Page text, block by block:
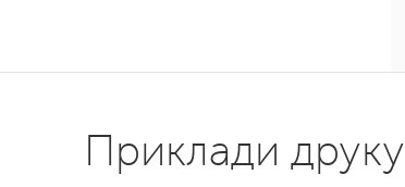
Приклади друку